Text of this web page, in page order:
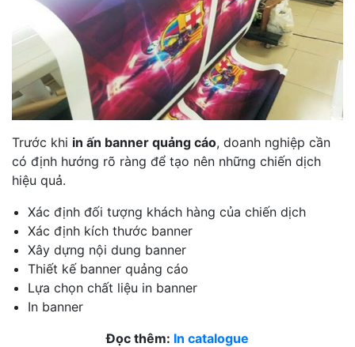
Trước khi in ấn banner quảng cáo, doanh nghiệp cần
có định hướng rõ ràng để tạo nên những chiến dịch
hiệu quả.
Xác định đối tượng khách hàng của chiến dịch
Xác định kích thước banner
Xây dựng nội dung banner
Thiết kế banner quảng cáo
Lựa chọn chất liệu in banner
In banner
Đọc thêm: In catalogue